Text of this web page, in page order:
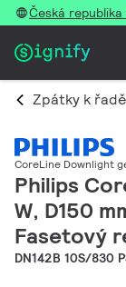
Česká
Zpátky k řadě
CoreLine Downlight
Philips
W, D150
Fasetový
DN142B 10S/830